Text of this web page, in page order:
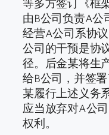
等多方签订《框
由B公司负责A公
经营A公司系协
公司的干预是协
径。后金某将生
给B公司，并签
某履行上述义务
应当放弃对A公
权利。